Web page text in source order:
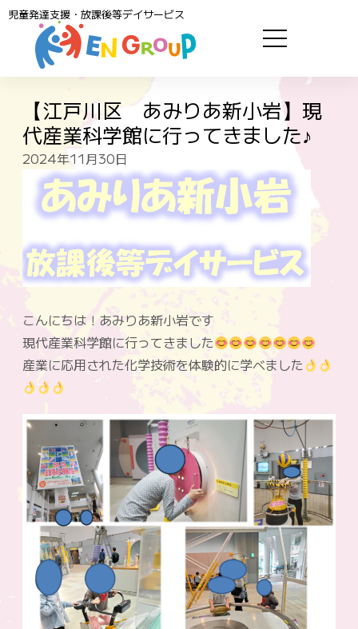
児童発達支援・放課後等デイサービス
【江戸川区 あみりあ新小岩】現
代産業科学館に行ってきました♪
2024年11月30日
こんにちは！あみりあ新小岩です
現代産業科学館に行ってきました
産業に応用された化学技術を体験的に学べました